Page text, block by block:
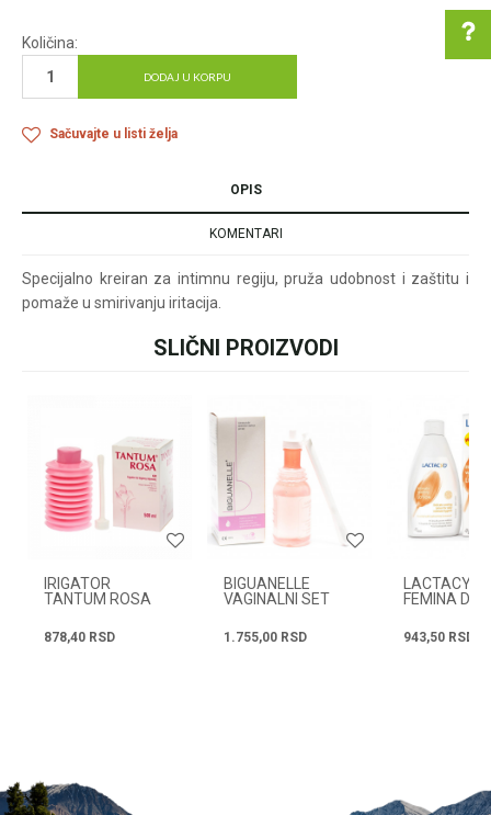
Količina:
DODAJ U KORPU
Sačuvajte u listi želja
Za više informacija u
vezi online porudžbine
pišite nam:
customers@oazazdrav
+381631105804
Svakog radnog dana od
08h do 16h
OPIS
KOMENTARI
Specijalno kreiran za intimnu regiju, pruža udobnost i zaštitu i
pomaže u smirivanju iritacija.
Poruka
SLIČNI PROIZVODI
IRIGATOR
TANTUM ROSA
878,40 RSD
BIGUANELLE
VAGINALNI SET
1.755,00 RSD
LACTACYD
FEMINA
943,50 RSD